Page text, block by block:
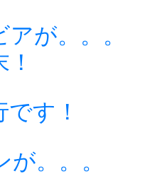
が。。。
す！
。。。